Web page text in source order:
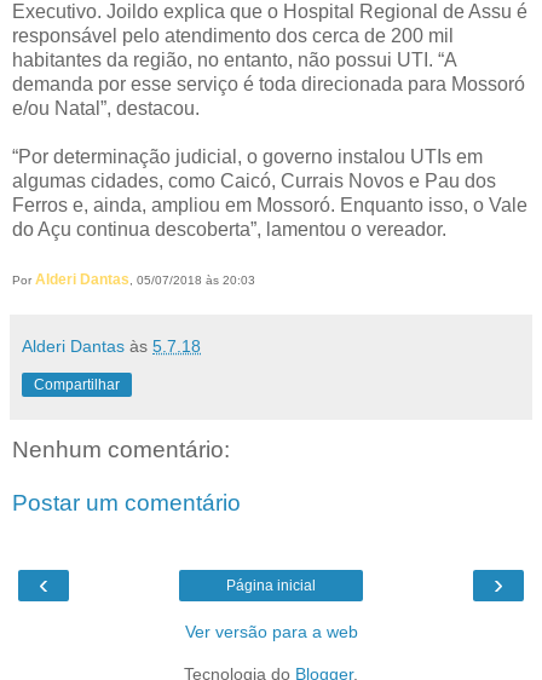
Executivo. Joildo explica que o Hospital Regional de Assu é
responsável pelo atendimento dos cerca de 200 mil
habitantes da região, no entanto, não possui UTI. “A
demanda por esse serviço é toda direcionada para Mossoró
e/ou Natal”, destacou.
“Por determinação judicial, o governo instalou UTIs em
algumas cidades, como Caicó, Currais Novos e Pau dos
Ferros e, ainda, ampliou em Mossoró. Enquanto isso, o Vale
do Açu continua descoberta”, lamentou o vereador.
Por Alderi Dantas, 05/07/2018 às 20:03
Alderi Dantas às 5.7.18
Compartilhar
Nenhum comentário:
Postar um comentário
‹ ›
Página inicial
Ver versão para a web
Tecnologia do Blogger.